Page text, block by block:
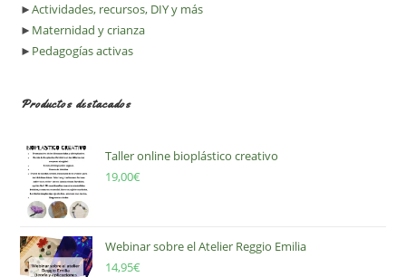
►Actividades, recursos, DIY y más
► Maternidad y crianza
► Pedagogías activas
Productos destacados
Taller online bioplástico creativo
19,00€
Webinar sobre el Atelier Reggio Emilia
14,95€